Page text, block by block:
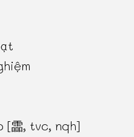
[霝, tvc, nqh]